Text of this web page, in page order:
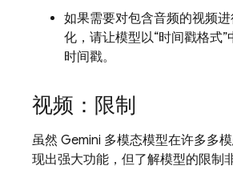
如果需要对包含音频的视频
化，请让模型以“时间戳格式
时间戳。
视频：限制
虽然 Gemini 多模态模型在许多多
现出强大功能，但了解模型的限制